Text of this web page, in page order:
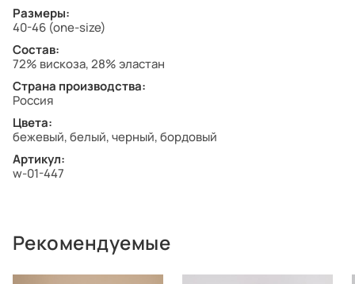
Размеры:
40-46 (one-size)
Состав:
72% вискоза, 28% эластан
Страна производства:
Россия
Цвета:
бежевый, белый, черный, бордовый
Артикул:
w-01-447
Рекомендуемые